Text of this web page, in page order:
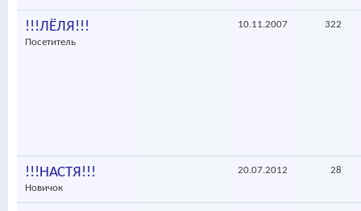
!!!ЛЁЛЯ!!!
Посетитель
10.11.2007 322
!!!НАСТЯ!!!
Новичок
20.07.2012 28